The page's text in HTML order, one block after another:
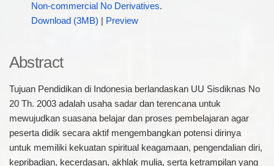
Non-commercial No Derivatives.
Download (3MB)
Preview
Abstract
Tujuan Pendidikan di Indonesia berlandaskan UU Sisdiknas No
20 Th. 2003 adalah usaha sadar dan terencana untuk
mewujudkan suasana belajar dan proses pembelajaran agar
peserta didik secara aktif mengembangkan potensi dirinya
untuk memiliki kekuatan spiritual keagamaan, pengendalian diri,
kepribadian, kecerdasan, akhlak mulia, serta ketrampilan yang